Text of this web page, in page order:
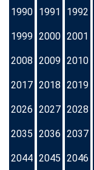
1990 1991 1992
1999 2000 2001
2008 2009 2010
2017 2018 2019
2026 2027 2028
2035 2036 2037
2044 2045 2046